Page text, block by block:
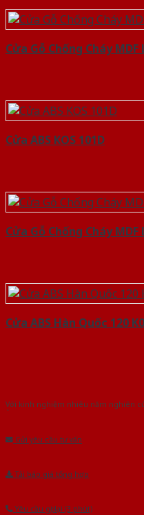
Cửa Gỗ Chống Cháy
Cửa ABS KOS 101D
Cửa Gỗ Chống Cháy
Cửa ABS Hàn Quốc 120
Với kinh nghiệm nhiêu năm nghiên
Gửi yêu cầu tư vấn
Tải báo giá tổng hợp
Yêu cầu gọi lại (3 phút)